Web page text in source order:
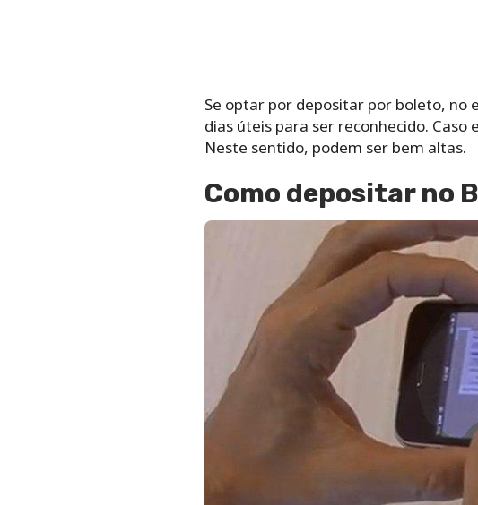
Se optar por depositar por boleto,
dias úteis para ser reconhecido.
Neste sentido, podem ser bem altas.
Como depositar no